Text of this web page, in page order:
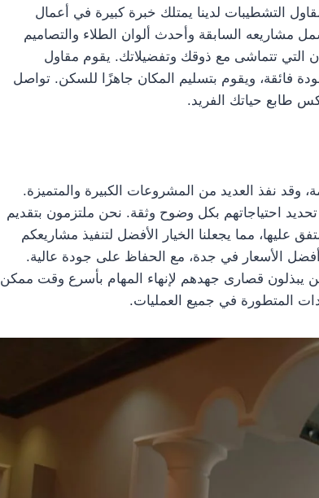
التشطيبات لدينا يمتلك خبرة كبيرة في أعمال
مشاريعه السابقة وأحدث ألوان الطلاء والتصاميم
التي تتماشى مع ذوقك وتفضيلاتك. يقوم مقاول
فائقة، ويقوم بتسليم المكان جاهزًا للسكن. تواصل
طابع حياتك الفريد.
وقد نفذ العديد من المشروعات الكبيرة والمتميزة.
احتياجاتهم بكل وضوح وثقة. نحن ملتزمون بتقديم
عليها، مما يجعلنا الخيار الأفضل لتنفيذ مشاريعكم
الأسعار في جدة، مع الحفاظ على جودة عالية.
يبذلون قصارى جهدهم لإنهاء المهام بأسرع وقت ممكن
المتطورة في جميع العمليات.